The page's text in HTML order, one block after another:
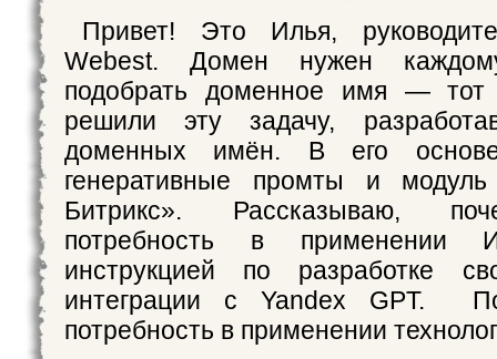
Привет! Это Илья,
Webest. Домен нужен
подобрать доменное имя —
решили эту задачу,
доменных имён. В его
генеративные промты и
Битрикс». Рассказываю,
потребность в
инструкцией по разработке
интеграции с Yandex GPT.
потребность в применении